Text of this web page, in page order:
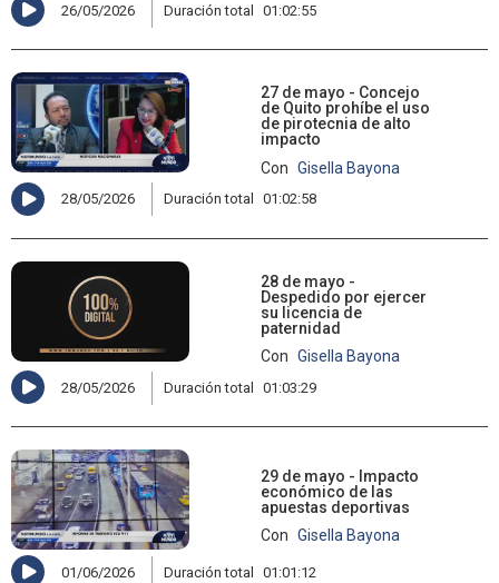
26/05/2026 Duración total 01:02:55
27 de mayo - Concejo
de Quito prohíbe el uso
de pirotecnia de alto
impacto
Con Gisella Bayona
28/05/2026 Duración total 01:02:58
28 de mayo -
Despedido por ejercer
su licencia de
paternidad
Con Gisella Bayona
28/05/2026 Duración total 01:03:29
29 de mayo - Impacto
económico de las
apuestas deportivas
Con Gisella Bayona
01/06/2026 Duración total 01:01:12